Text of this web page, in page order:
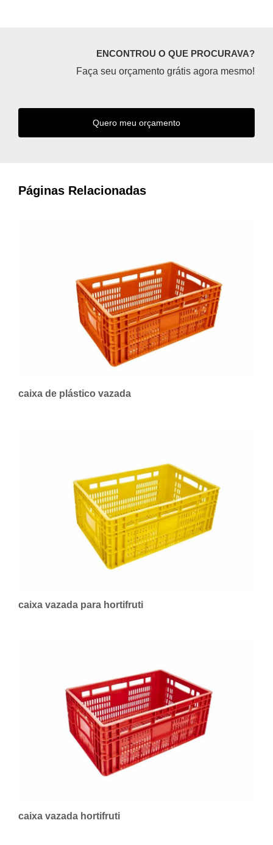
ENCONTROU O QUE PROCURAVA?
Faça seu orçamento grátis agora mesmo!
Quero meu orçamento
Páginas Relacionadas
caixa de plástico vazada
caixa vazada para hortifruti
caixa vazada hortifruti